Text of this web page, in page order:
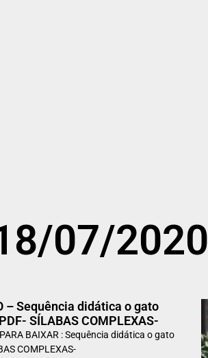
07/2020
– Sequência didática o gato
SÍLABAS COMPLEXAS-
BAIXAR : Sequência didática o gato
COMPLEXAS-